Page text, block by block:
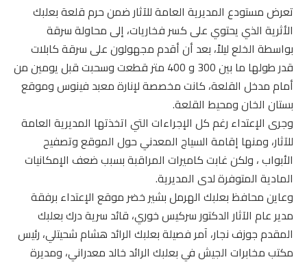
تعرض مستودع المديرية العامة للآثار ضمن حرم قلعة بعلبك
الأثرية الذي يحتوي على كسر فخاريات، إلى محاولة سرقة
بواسطة الخلع ليلاً، بعد أن أقدم مجهولون على سرقة كابلات
قدر طولها ما بين 300 و 400 متر قطعت وسحبت قبل يومين من
أمام مدخل القلعة، كانت مخصصة لإنارة معبد فينوس وموقع
بستان الخان ومحيط القلعة.
وجرى الإعتداء رغم كل الإجراءات التي اتخذتها المديرية العامة
للآثار، ومنها إقامة السياج المعدني حول الموقع وتصفيح
الأبواب ، ولكن غابت كاميرات المراقبة بسبب ضعف الإمكانيات
المادية المتوفرة لدى المديرية.
وعاين محافظ بعلبك الهرمل بشير خضر موقع الإعتداء برفقة
مدير عام الآثار الدكتور سركيس خوري، قائد سرية درك بعلبك
المقدم جوزف نجار، آمر فصيلة بعلبك الرائد هشام شحيتلي، رئيس
مكتب مخابرات الجيش في بعلبك الرائد خالد معدراني، ومديرة